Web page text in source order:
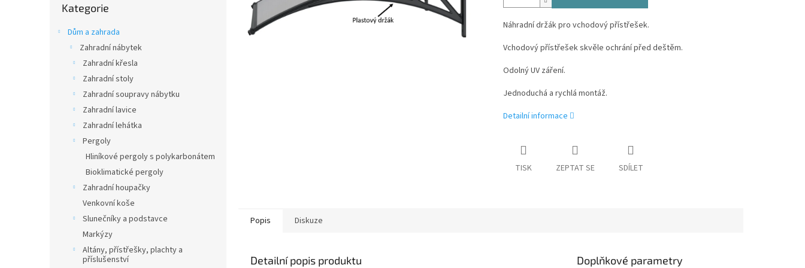
kategorie
Kategorie
Dům a zahrada
Zahradní nábytek
Zahradní křesla
Zahradní stoly
Zahradní soupravy nábytku
Zahradní lavice
Zahradní lehátka
Pergoly
Hliníkové pergoly s polykarbonátem
Bioklimatické pergoly
Zahradní houpačky
Venkovní koše
Slunečníky a podstavce
Markýzy
Altány, přístřešky, plachty a
příslušenství
Náhradní držák pro vchodový přístřešek.
Vchodový přístřešek skvěle ochrání před deštěm.
Odolný UV záření.
Jednoduchá a rychlá montáž.
Detailní informace
TISK ZEPTAT SE SDÍLET
Popis Diskuze
Detailní popis produktu Doplňkové parametry